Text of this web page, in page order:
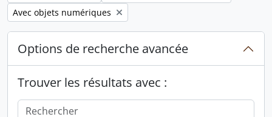
Remove filter:
Avec objets numériques
Options de recherche avancée
Trouver les résultats avec :